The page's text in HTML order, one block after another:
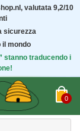
valutata 9,2/10
sicurezza
il mondo
stanno traducendo i
0